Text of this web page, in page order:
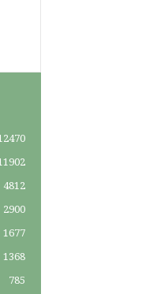
4812
2900
1677
1368
785